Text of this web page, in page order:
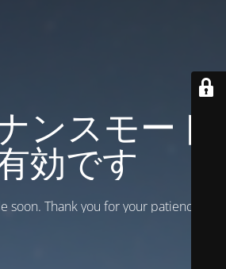
ンスモード
効です
soon. Thank you for your patience!